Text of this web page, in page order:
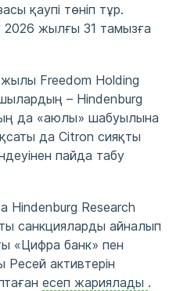
қаупі төніп тұр.
2026 жылғы 31 тамызға
Freedom Holding
– Hindenburg
да «аюлы» шабуылына
да Citron сияқты
пайда табу
Hindenburg Research
санкцияларды айналып
«Цифра банк» пен
активтерін
есеп жариялады .